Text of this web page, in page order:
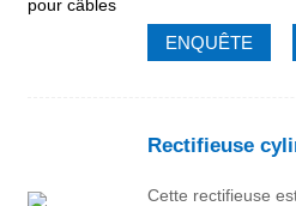
ENQUÊTE
Rectifieuse
Cette rectifieuse